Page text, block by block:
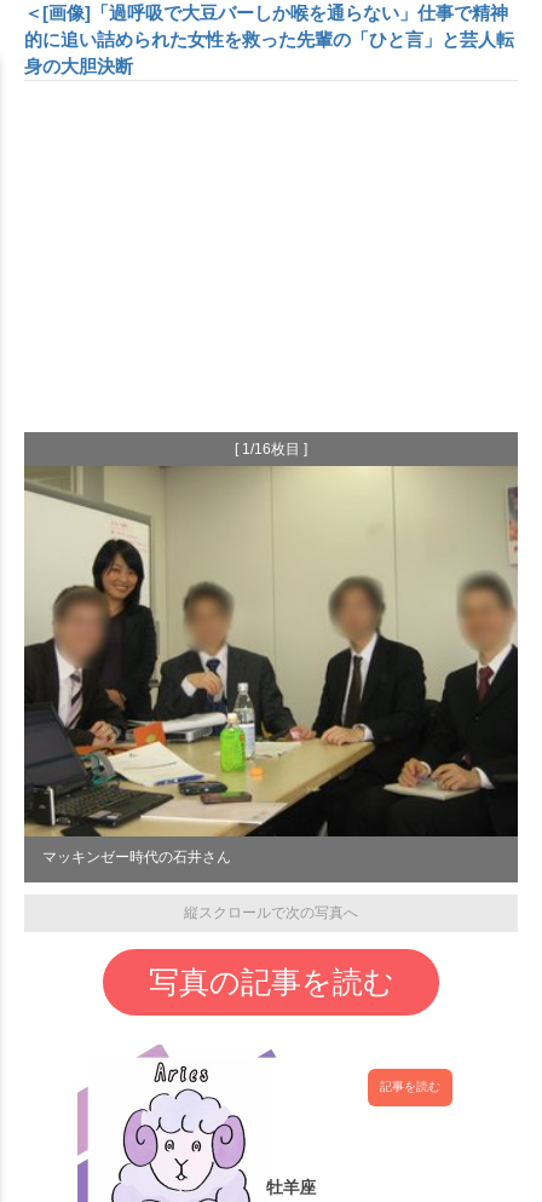
＜[画像]「過呼吸で大豆バーしか喉を通らない」仕事で精神
的に追い詰められた女性を救った先輩の「ひと言」と芸人転
身の大胆決断
[ 1/16枚目 ]
マッキンゼー時代の石井さん
縦スクロールで次の写真へ
写真の記事を読む
記事を読む